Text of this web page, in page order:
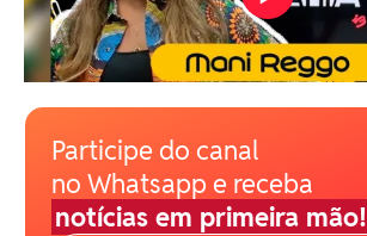
Participe do canal
no Whatsapp e receba
notícias em primeira mão!